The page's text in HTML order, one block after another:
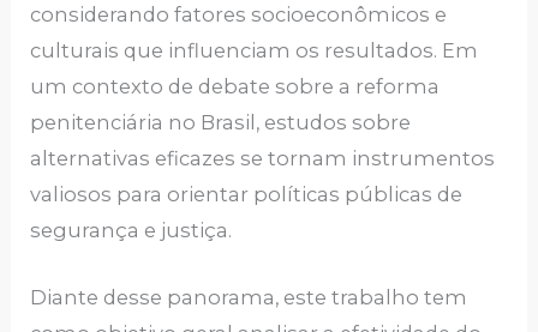
considerando fatores socioeconômicos e
culturais que influenciam os resultados. Em
um contexto de debate sobre a reforma
penitenciária no Brasil, estudos sobre
alternativas eficazes se tornam instrumentos
valiosos para orientar políticas públicas de
segurança e justiça.
Diante desse panorama, este trabalho tem